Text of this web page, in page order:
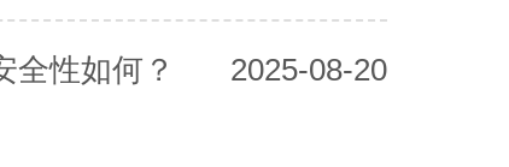
全性如何？ 2025-08-20